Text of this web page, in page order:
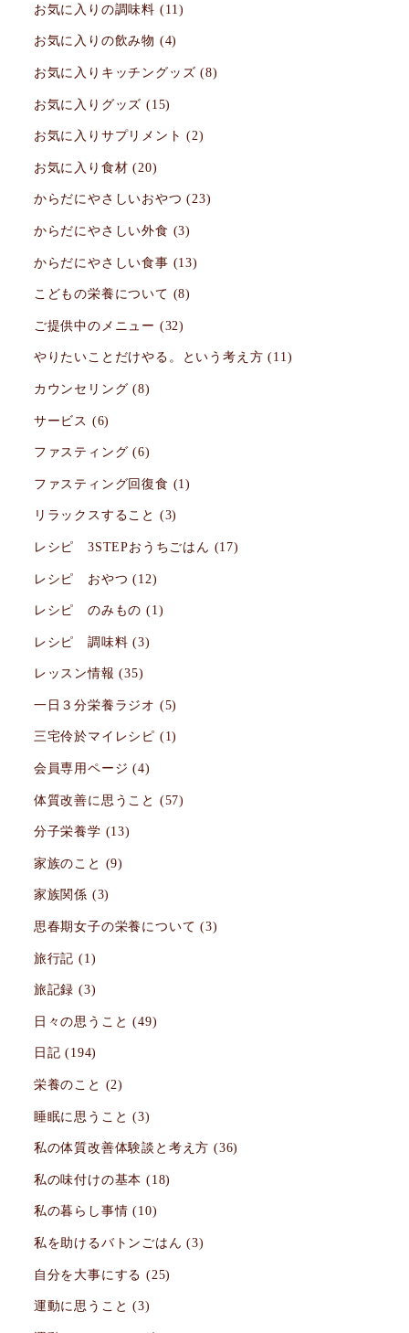
お気に入りの調味料 (11)
お気に入りの飲み物 (4)
お気に入りキッチングッズ (8)
お気に入りグッズ (15)
お気に入りサプリメント (2)
お気に入り食材 (20)
からだにやさしいおやつ (23)
からだにやさしい外食 (3)
からだにやさしい食事 (13)
こどもの栄養について (8)
ご提供中のメニュー (32)
やりたいことだけやる。という考え方 (11)
カウンセリング (8)
サービス (6)
ファスティング (6)
ファスティング回復食 (1)
リラックスすること (3)
レシピ 3STEPおうちごはん (17)
レシピ おやつ (12)
レシピ のみもの (1)
レシピ 調味料 (3)
レッスン情報 (35)
一日３分栄養ラジオ (5)
三宅伶於マイレシピ (1)
会員専用ページ (4)
体質改善に思うこと (57)
分子栄養学 (13)
家族のこと (9)
家族関係 (3)
思春期女子の栄養について (3)
旅行記 (1)
旅記録 (3)
日々の思うこと (49)
日記 (194)
栄養のこと (2)
睡眠に思うこと (3)
私の体質改善体験談と考え方 (36)
私の味付けの基本 (18)
私の暮らし事情 (10)
私を助けるバトンごはん (3)
自分を大事にする (25)
運動に思うこと (3)